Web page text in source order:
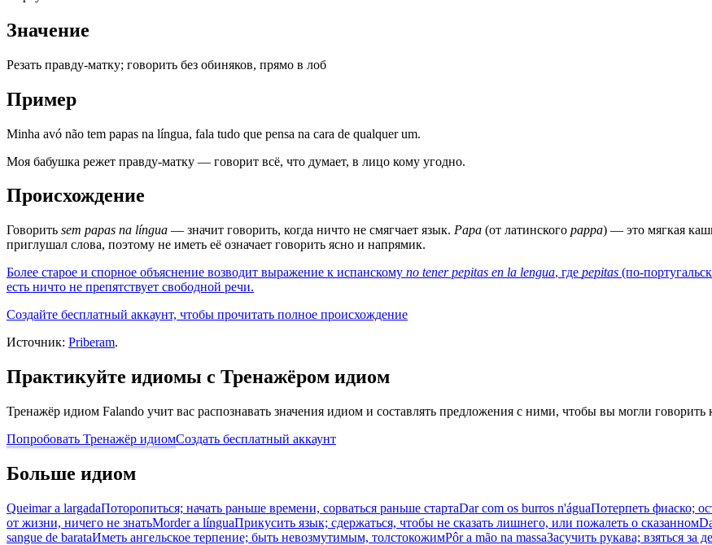
Значение
Резать правду-матку; говорить без обиняков, прямо в лоб
Пример
Minha avó não tem papas na língua, fala tudo que pensa na cara de qualquer um.
Моя бабушка режет правду-матку — говорит всё, что думает, в лицо кому угодно.
Происхождение
Говорить sem papas na língua — значит говорить, когда ничто не смягчает язык. Papa (от латинского pappa) — это мягкая
приглушал слова, поэтому не иметь её означает говорить ясно и напрямик.
Более старое и спорное объяснение возводит выражение к испанскому no tener pepitas en la lengua, где pepitas (по-
есть ничто не препятствует свободной речи.
Создайте бесплатный аккаунт, чтобы прочитать полное происхождение
Источник: Priberam.
Практикуйте идиомы с Тренажёром идиом
Тренажёр идиом Falando учит вас распознавать значения идиом и составлять предложения с ними, чтобы вы могли говорить
Попробовать Тренажёр идиомСоздать бесплатный аккаунт
Больше идиом
Queimar a largadaПоторопиться; начать раньше времени, сорваться раньше стартаDar com os burros n'águaПотерпеть фиаско;
от жизни, ничего не знатьMorder a línguaПрикусить язык; сдержаться, чтобы не сказать лишнего, или пожалеть о сказанном
sangue de barataИметь ангельское терпение; быть невозмутимым, толстокожимPôr a mão na massaЗасучить рукава; взяться за